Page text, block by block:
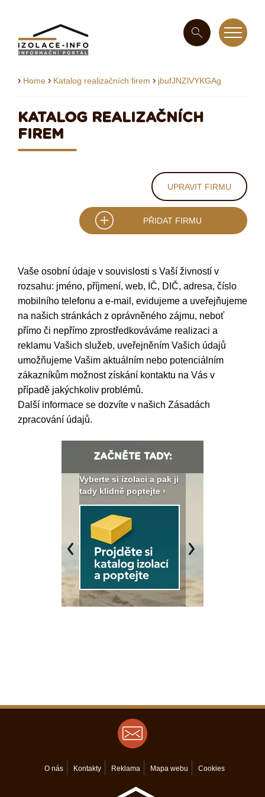
› Home › Katalog realizačních firem › jbufJNZlVYKGAg
KATALOG REALIZAČNÍCH
FIREM
UPRAVIT FIRMU
PŘIDAT FIRMU
Vaše osobní údaje v souvislosti s Vaší živností v
rozsahu: jméno, příjmení, web, IČ, DIČ, adresa, číslo
mobilního telefonu a e-mail, evidujeme a uveřejňujeme
na našich stránkách z oprávněného zájmu, neboť
přímo či nepřímo zprostředkováváme realizaci a
reklamu Vašich služeb, uveřejněním Vašich údajů
umožňujeme Vašim aktuálním nebo potenciálním
zákazníkům možnost získání kontaktu na Vás v
případě jakýchkoliv problémů.
Další informace se dozvíte v našich Zásadách
zpracování údajů.
ZAČNĚTE TADY:
Vyberte si izolaci a pak ji
tady klidně poptejte ›
Previous Next
O nás Kontakty Reklama Mapa webu Cookies